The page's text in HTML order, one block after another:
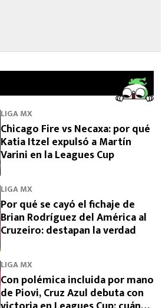
LIGA MX
Chicago Fire vs Necaxa: por qué
Katia Itzel expulsó a Martín
Varini en la Leagues Cup
LIGA MX
Por qué se cayó el fichaje de
Brian Rodríguez del América al
Cruzeiro: destapan la verdad
LIGA MX
Con polémica incluida por mano
de Piovi, Cruz Azul debuta con